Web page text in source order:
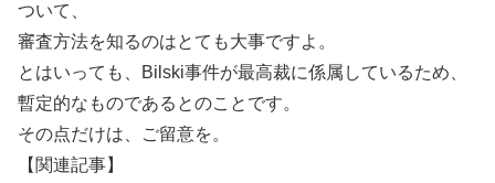
ついて、
審査方法を知るのはとても大事ですよ。
とはいっても、Bilski事件が最高裁に係属しているため、
暫定的なものであるとのことです。
その点だけは、ご留意を。
【関連記事】